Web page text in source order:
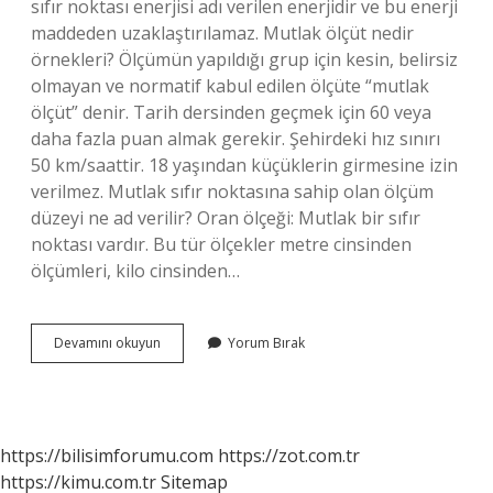
sıfır noktası enerjisi adı verilen enerjidir ve bu enerji
maddeden uzaklaştırılamaz. Mutlak ölçüt nedir
örnekleri? Ölçümün yapıldığı grup için kesin, belirsiz
olmayan ve normatif kabul edilen ölçüte “mutlak
ölçüt” denir. Tarih dersinden geçmek için 60 veya
daha fazla puan almak gerekir. Şehirdeki hız sınırı
50 km/saattir. 18 yaşından küçüklerin girmesine izin
verilmez. Mutlak sıfır noktasına sahip olan ölçüm
düzeyi ne ad verilir? Oran ölçeği: Mutlak bir sıfır
noktası vardır. Bu tür ölçekler metre cinsinden
ölçümleri, kilo cinsinden…
Devamını okuyun
Başlangıç
Yorum Bırak
https://bilisimforumu.com https://zot.com.tr
https://kimu.com.trSitemap